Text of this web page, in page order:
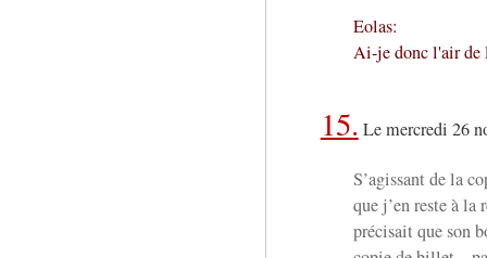
Eolas:
Ai-je donc l'air de
15. Le mercredi 26
S’agissant de la
que j’en reste à
précisait que son